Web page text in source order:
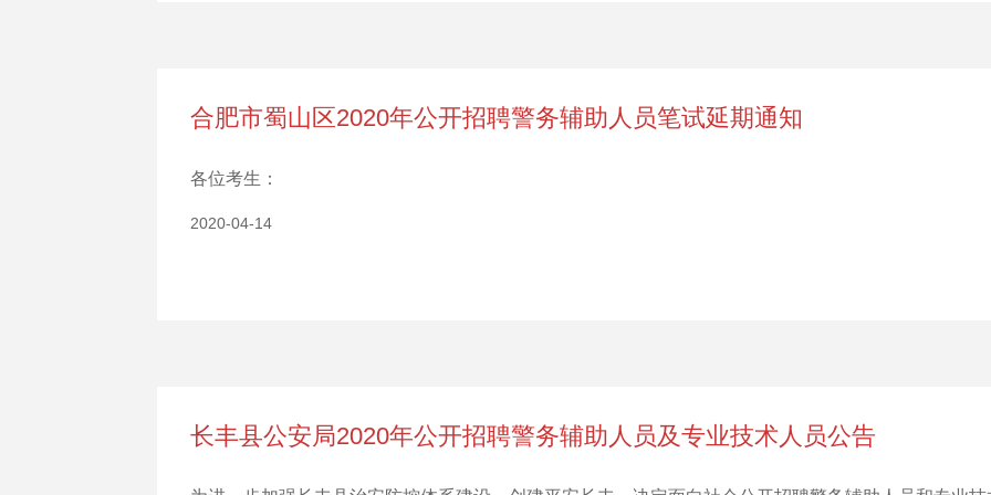
合肥市蜀山区2020年公开招聘警务辅助人员笔试延期通知
各位考生：
2020-04-14
长丰县公安局2020年公开招聘警务辅助人员及专业技术人员公告